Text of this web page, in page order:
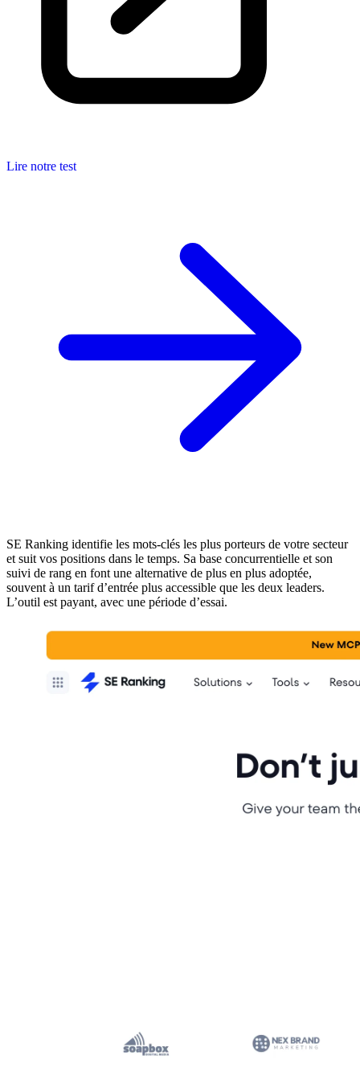
Lire notre test
SE Ranking identifie les mots-clés les plus porteurs de votre secteur
et suit vos positions dans le temps. Sa base concurrentielle et son
suivi de rang en font une alternative de plus en plus adoptée,
souvent à un tarif d’entrée plus accessible que les deux leaders.
L’outil est payant, avec une période d’essai.